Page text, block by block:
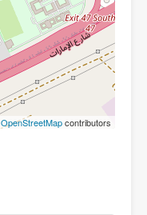
OpenStreetMapcontributors